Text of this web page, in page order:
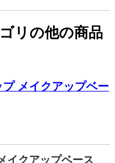
リの他の商品
プ メイクアップベー
イクアップベース